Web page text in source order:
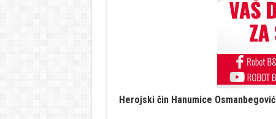
Herojski čin Hanumice Osmanbegović